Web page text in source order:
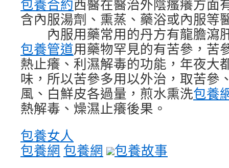
包養合約西醫在醫治外陰瘙癢方面
含內服湯劑、熏蒸、藥浴或內服等
內服用藥常用的丹方有龍膽瀉
包養管道用藥物罕見的有苦參，苦
熱止癢、利濕解毒的功能，年夜大
味，所以苦參多用以外治，取苦參
風、白鮮皮各過量，煎水熏洗包養
熱解毒、燥濕止癢後果。
包養女人
包養網 包養網
包養故事